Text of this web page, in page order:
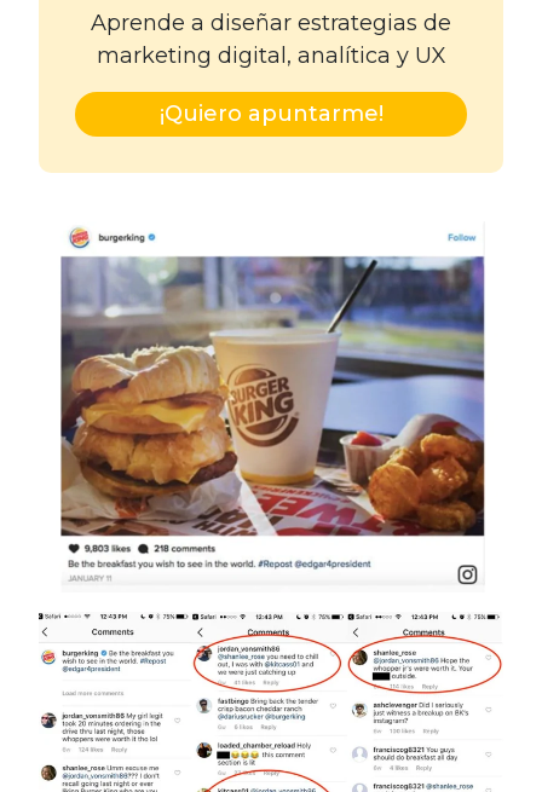
Aprende a diseñar estrategias de
marketing digital, analítica y UX
¡Quiero apuntarme!